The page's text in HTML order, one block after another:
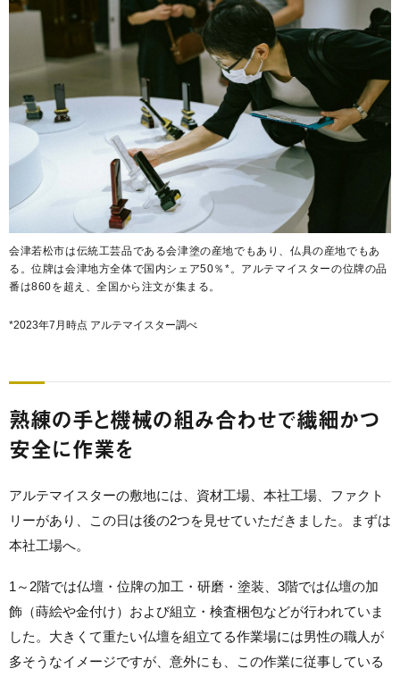
会津若松市は伝統工芸品である会津塗の産地でもあり、仏具の産地でもあ
る。位牌は会津地方全体で国内シェア50％*。アルテマイスターの位牌の品
番は860を超え、全国から注文が集まる。
*2023年7月時点 アルテマイスター調べ
熟練の手と機械の組み合わせで繊細かつ
安全に作業を
アルテマイスターの敷地には、資材工場、本社工場、ファクト
リーがあり、この日は後の2つを見せていただきました。まずは
本社工場へ。
1～2階では仏壇・位牌の加工・研磨・塗装、3階では仏壇の加
飾（蒔絵や金付け）および組立・検査梱包などが行われていま
した。大きくて重たい仏壇を組立てる作業場には男性の職人が
多そうなイメージですが、意外にも、この作業に従事している